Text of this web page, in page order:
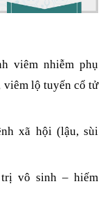
viêm nhiễm phụ
viêm lộ tuyến cổ tử
xã hội (lậu, sùi
vô sinh – hiếm